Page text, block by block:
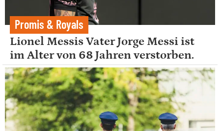
Promis & Royals
Lionel Messis Vater Jorge Messi ist
im Alter von 68 Jahren verstorben.